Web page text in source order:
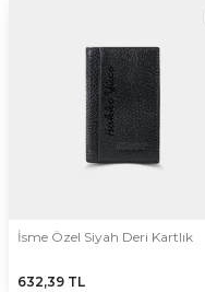
İsme Özel Siyah Deri Kartlık
632,39 TL